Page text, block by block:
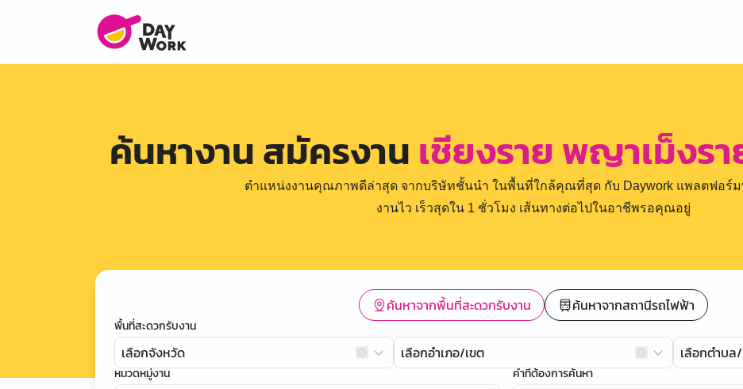
ค้นหางาน สมัครงาน เชียงราย พญาเม็งรา
ตำแหน่งงานคุณภาพดีล่าสุด จากบริษัทชั้นนำ ในพื้นที่ใกล้คุณที่สุด กับ Daywork แพลตฟอร์
งานไว เร็วสุดใน 1 ชั่วโมง เส้นทางต่อไปในอาชีพรอคุณอยู่
ค้นหาจากพื้นที่สะดวกรับงาน ค้นหาจากสถานีรถไฟฟ้า
พื้นที่สะดวกรับงาน
เลือกจังหวัด เลือกอำเภอ/เขต เลือกตำบล
หมวดหมู่งาน คำที่ต้องการค้นหา